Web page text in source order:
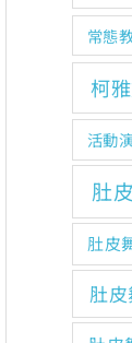
常態
柯
活動
肚
肚皮
肚